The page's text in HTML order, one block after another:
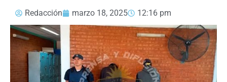
Redacción
marzo 18, 2025 12:16 pm